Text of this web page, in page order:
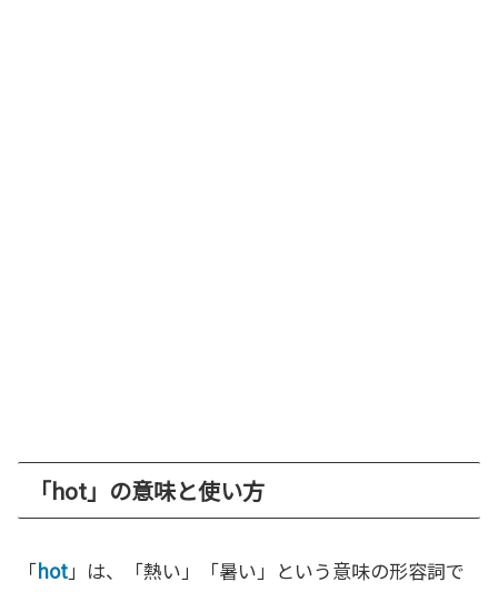
「hot」の意味と使い方
「hot」は、「熱い」「暑い」という意味の形容詞で